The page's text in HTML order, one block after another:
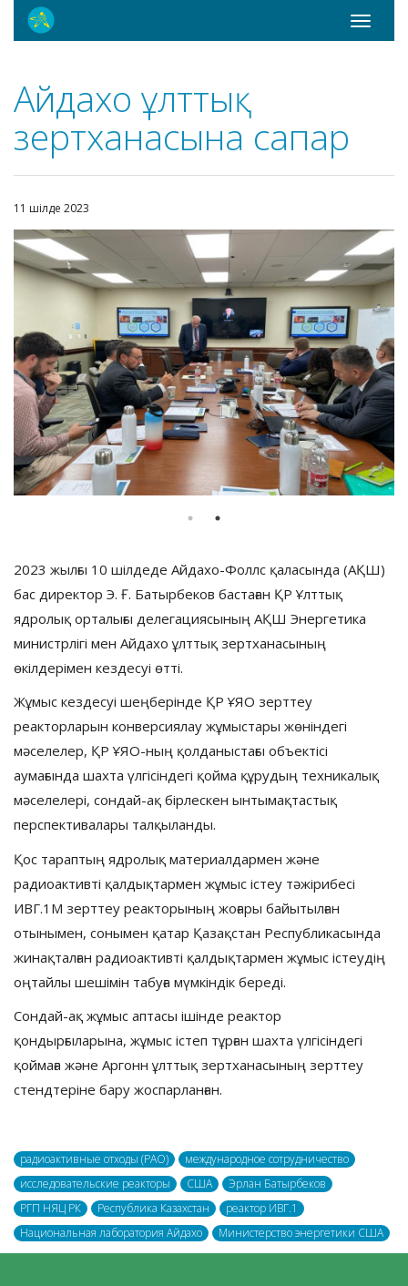
Toggle
Айдахо ұлттық
зертханасына сапар
11 шілде 2023
2023 жылғы 10 шілдеде Айдахо-Фоллс қаласында (АҚШ)
бас директор Э. Ғ. Батырбеков бастаған ҚР Ұлттық
ядролық орталығы делегациясының АҚШ Энергетика
министрлігі мен Айдахо ұлттық зертханасының
өкілдерімен кездесуі өтті.
Жұмыс кездесуі шеңберінде ҚР ҰЯО зерттеу
реакторларын конверсиялау жұмыстары жөніндегі
мәселелер, ҚР ҰЯО-ның қолданыстағы объектісі
аумағында шахта үлгісіндегі қойма құрудың техникалық
мәселелері, сондай-ақ бірлескен ынтымақтастық
перспективалары талқыланды.
Қос тараптың ядролық материалдармен және
радиоактивті қалдықтармен жұмыс істеу тәжірибесі
ИВГ.1М зерттеу реакторының жоғары байытылған
отынымен, сонымен қатар Қазақстан Республикасында
жинақталған радиоактивті қалдықтармен жұмыс істеудің
оңтайлы шешімін табуға мүмкіндік береді.
Сондай-ақ жұмыс аптасы ішінде реактор
қондырғыларына, жұмыс істеп тұрған шахта үлгісіндегі
қоймаға және Аргонн ұлттық зертханасының зерттеу
стендтеріне бару жоспарланған.
радиоактивные отходы (РАО)
международное сотрудничество
исследовательские реакторы
США
Эрлан Батырбеков
РГП НЯЦ РК
Республика Казахстан
реактор ИВГ.1
Национальная лаборатория Айдахо
Министерство энергетики США